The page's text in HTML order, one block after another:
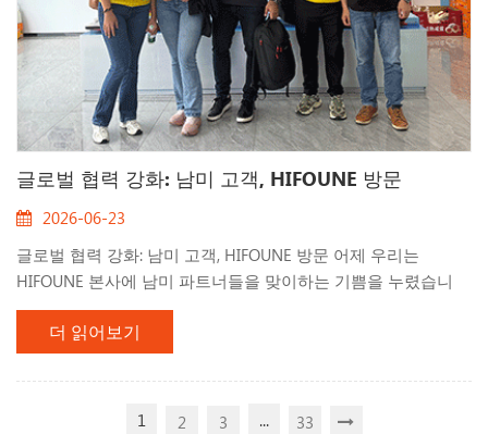
글로벌 협력 강화: 남미 고객, HIFOUNE 방문
2026-06-23
글로벌 협력 강화: 남미 고객, HIFOUNE 방문 어제 우리는
HIFOUNE 본사에 남미 파트너들을 맞이하는 기쁨을 누렸습니
다. 이번 방문은 강력한 국제 관계를 구축하고 맞춤형 솔루션을
제공하려는 우리의 의지를 다시 한 번 강조했습니다. 고객들에
게는 당사 생산 시설에 대한 몰입형 투어가 제공되었습니다. 가
장 인상적인 부분은 작업장에서의 실습 경험이었으며, 그곳에서
고객들은 최신 지게차 모델을 직접 시험해 보았습니다. 우리는
더 읽어보기
1 2 3 ...
33